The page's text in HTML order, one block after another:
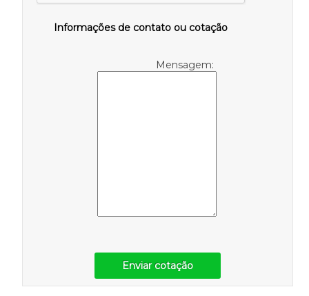
Informações de contato ou cotação
Mensagem:
Enviar cotação